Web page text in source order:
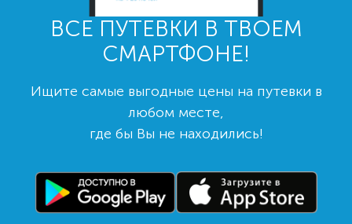
ВСЕ ПУТЕВКИ В ТВОЕМ
СМАРТФОНЕ!
Ищите самые выгодные цены на путевки в
любом месте,
где бы Вы не находились!